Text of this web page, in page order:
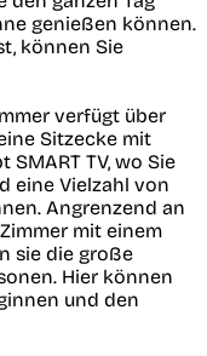
genießen können.
können Sie
verfügt über
Sitzecke mit
TV, wo Sie
eine Vielzahl von
Angrenzend an
mit einem
sie die große
Hier können
und den